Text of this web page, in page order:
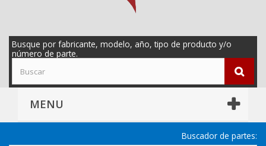
Busque por fabricante, modelo, año, tipo de producto y/o
número de parte.
MENU
Buscador de partes: